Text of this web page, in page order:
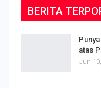
BERITA
atas
Jun